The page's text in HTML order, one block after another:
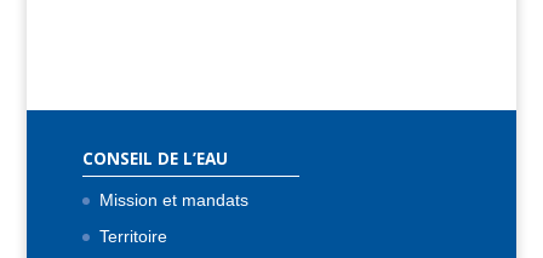
CONSEIL DE L’EAU
Mission et mandats
Territoire